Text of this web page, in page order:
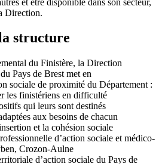
Direction.
structure
du Finistère, la Direction
Pays de Brest met en
sociale de proximité du Département :
les finistériens en difficulté
qui leurs sont destinés
aux besoins de chacun
et la cohésion sociale
d’action sociale et médico-
Crozon-Aulne
d’action sociale du Pays de